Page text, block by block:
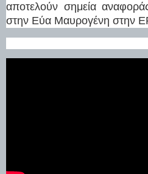
αποτελούν σημεία
στην Εύα Μαυρογένη στην